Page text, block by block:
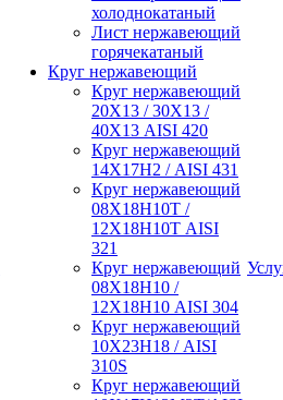
холоднокатаный
Лист нержавеющий
горячекатаный
Круг нержавеющий
Круг нержавеющий
20Х13 / 30Х13 /
40Х13 AISI 420
Круг нержавеющий
14Х17Н2 / AISI 431
Круг нержавеющий
08Х18Н10Т /
12Х18Н10Т AISI
321
Круг нержавеющий
08Х18Н10 /
12Х18Н10 AISI 304
Круг нержавеющий
10Х23Н18 / AISI
310S
Круг нержавеющий